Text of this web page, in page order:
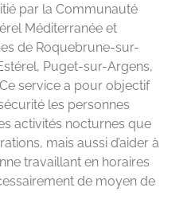
par la Communauté
Méditerranée et
de Roquebrune-sur-
Puget-sur-Argens,
service a pour objectif
les personnes
activités nocturnes que
mais aussi d’aider à
travaillant en horaires
de moyen de